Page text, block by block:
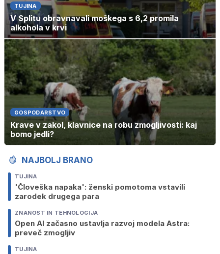
TUJINA
V Splitu obravnavali moškega s 6,2 promila
alkohola v krvi
GOSPODARSTVO
Krave v zakol, klavnice na robu zmogljivosti: kaj
bomo jedli?
NAJBOLJ BRANO
TUJINA
'Človeška napaka': ženski pomotoma vstavili
zarodek drugega para
ZNANOST IN TEHNOLOGIJA
Open AI začasno ustavlja razvoj modela Astra:
preveč zmogljiv
TUJINA